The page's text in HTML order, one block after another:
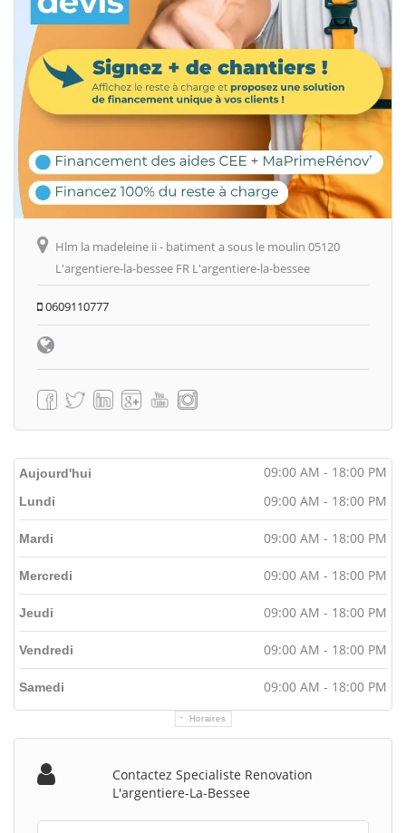
Hlm la madeleine ii - batiment a sous le moulin 05120
L'argentiere-la-bessee FR L'argentiere-la-bessee
0609110777
Aujourd'hui 09:00 AM - 18:00 PM
Horaires
Lundi 09:00 AM - 18:00 PM
Mardi 09:00 AM - 18:00 PM
Mercredi 09:00 AM - 18:00 PM
Jeudi 09:00 AM - 18:00 PM
Vendredi 09:00 AM - 18:00 PM
Samedi 09:00 AM - 18:00 PM
Contactez Specialiste Renovation
L'argentiere-La-Bessee